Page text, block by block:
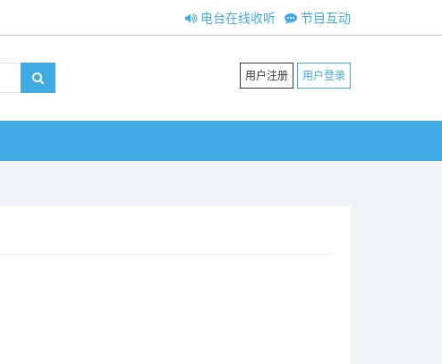
节目互动
电台在线收听
用户注册 用户登录